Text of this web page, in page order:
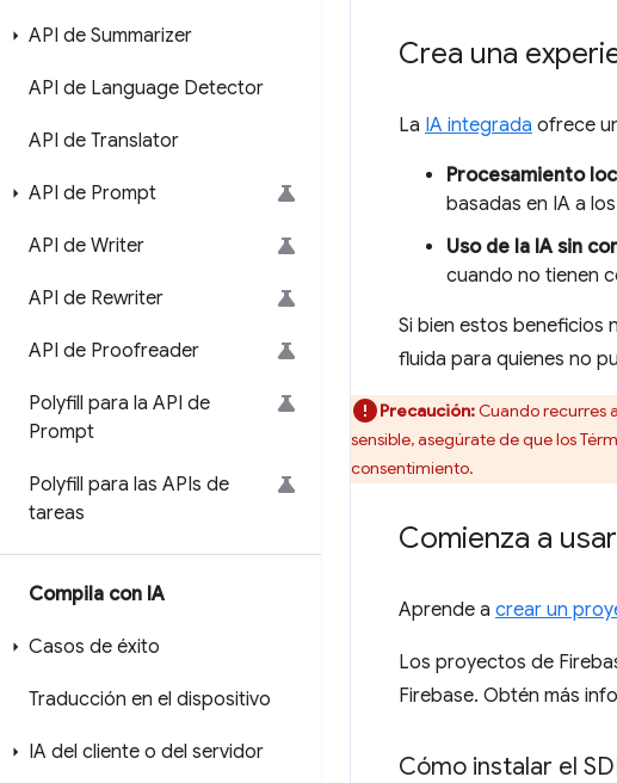
API de Summarizer
API de Language Detector
API de Translator
API de Prompt
API de Writer
API de Rewriter
API de Proofreader
Polyfill para la API de
Prompt
Polyfill para las APIs de
tareas
Compila con IA
Casos de éxito
Traducción en el dispositivo
IA del cliente o del servidor
Crea una
La IA integrada ofrece
Procesamiento
basadas en IA a
Uso de la IA sin
cuando no tienen
Si bien estos beneficios
fluida para quienes no
Precaución:Cuando recurres
sensible, asegúrate de que los
consentimiento.
Comienza a
Aprende a crear un
Los proyectos de
Firebase. Obtén más
Cómo instalar el